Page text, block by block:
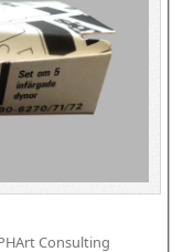
Consulting